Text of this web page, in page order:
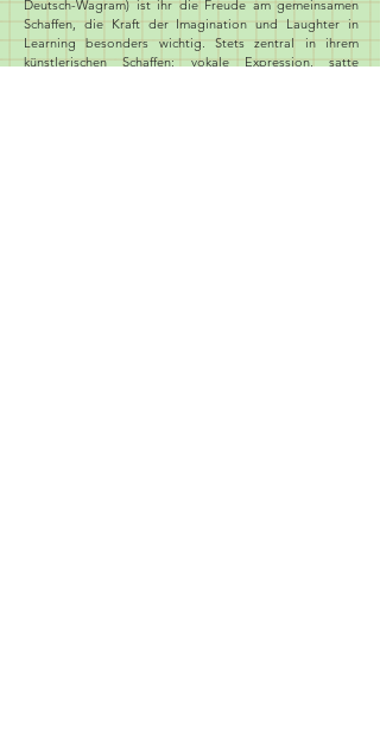
Deutsch-Wagram) ist ihr die Freude am gemeinsamen
Schaffen, die Kraft der Imagination und Laughter in
Learning besonders wichtig. Stets zentral in ihrem
künstlerischen Schaffen: vokale Expression, satte